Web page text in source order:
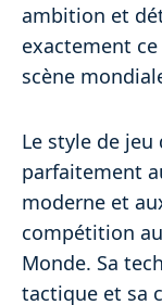
ambition et
exactement
scène
Le style de jeu
parfaitement
moderne et
compétition
Monde. Sa
tactique et sa